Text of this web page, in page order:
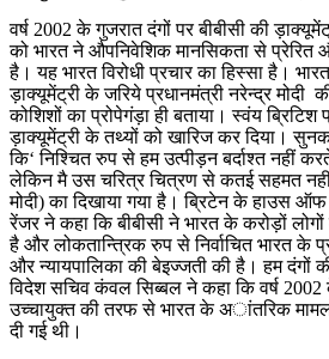
वर्ष 2002 के गुजरात दंगों पर बीबीसी की
को भारत ने औपनिवेशिक मानसिकता से प्रेरित
है। यह भारत विरोधी प्रचार का हिस्सा है।
ड़ाक्यूमेंट्री के जरिये प्रधानमंत्री नरेन्द्र मोदी
कोशिशों का प्रोपेगंड़ा ही बताया। स्वंय
ड़ाक्यूमेंट्री के तथ्यों को खारिज कर दिया।
कि‘ निश्चित रुप से हम उत्पीड़न बर्दाश्त नहीं
लेकिन मै उस चरित्र चित्रण से कतई सहमत नहीं
मोदी) का दिखाया गया है। ब्रिटेन के हाउस ऑफ
रेंजर ने कहा कि बीबीसी ने भारत के करोड़ों
है और लोकतान्त्रिक रुप से निर्वाचित भारत के
और न्यायपालिका की बेइज्जती की है। हम दंगों
विदेश सचिव कंवल सिब्बल ने कहा कि वर्ष 2002
उच्चायुक्त की तरफ से भारत के अांतरिक
दी गई थी।